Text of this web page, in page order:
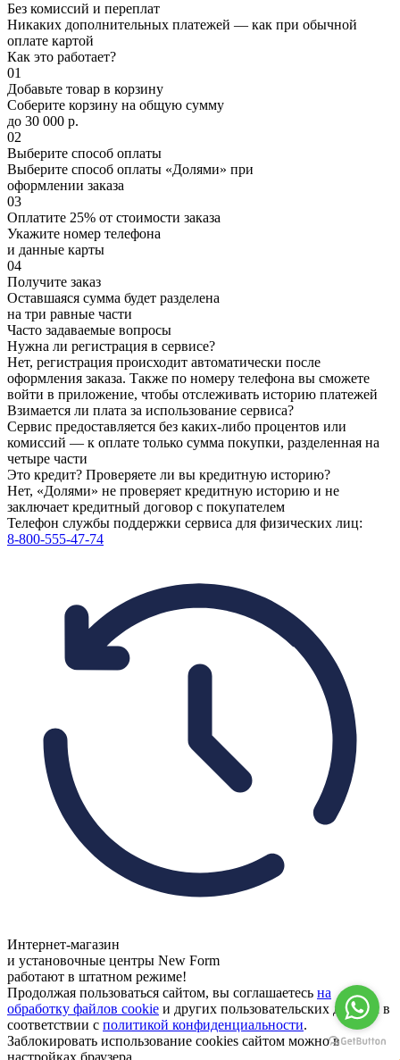
Без комиссий и переплат
Никаких дополнительных платежей — как при обычной
оплате картой
Как это работает?
01
Добавьте товар в корзину
Соберите корзину на общую сумму
до 30 000 р.
02
Выберите способ оплаты
Выберите способ оплаты «Долями» при
оформлении заказа
03
Оплатите 25% от стоимости заказа
Укажите номер телефона
и данные карты
04
Получите заказ
Оставшаяся сумма будет разделена
на три равные части
Часто задаваемые вопросы
Нужна ли регистрация в сервисе?
Нет, регистрация происходит автоматически после
оформления заказа. Также по номеру телефона вы сможете
войти в приложение, чтобы отслеживать историю платежей
Взимается ли плата за использование сервиса?
Сервис предоставляется без каких-либо процентов или
комиссий — к оплате только сумма покупки, разделенная на
четыре части
Это кредит? Проверяете ли вы кредитную историю?
Нет, «Долями» не проверяет кредитную историю и не
заключает кредитный договор с покупателем
Телефон службы поддержки сервиса для физических лиц:
8-800-555-47-74
Интернет-магазин
и установочные центры New Form
работают в штатном режиме!
Продолжая пользоваться сайтом, вы соглашаетесь на
обработку файлов cookie и других пользовательских данных в
соответствии с политикой конфиденциальности.
Заблокировать использование cookies сайтом можно в